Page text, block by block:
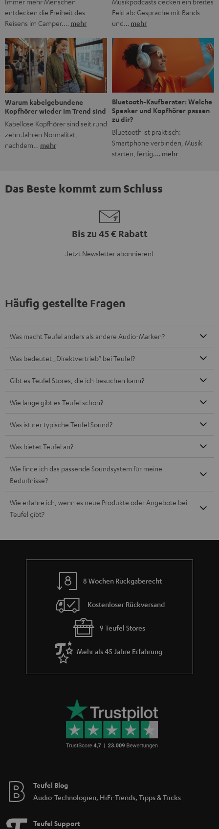
entdecken die Freiheit des
Reisens im Camper.… mehr
Feld ab: Gespräche mit Bands
und… mehr
Warum kabelgebundene
Kopfhörer wieder im Trend sind
Kabellose Kopfhörer sind seit rund
zehn Jahren Normalität,
nachdem… mehr
Bluetooth-Kaufberater: Welche
Speaker und Kopfhörer passen
zu dir?
Bluetooth ist praktisch:
Smartphone verbinden, Musik
starten, fertig.… mehr
Das Beste kommt zum Schluss
Bis zu 45 € Rabatt
Jetzt Newsletter abonnieren!
Häufig gestellte Fragen
Was macht Teufel anders als andere Audio-Marken?
Was bedeutet „Direktvertrieb“ bei Teufel?
Gibt es Teufel Stores, die ich besuchen kann?
Wie lange gibt es Teufel schon?
Was ist der typische Teufel Sound?
Was bietet Teufel an?
Wie finde ich das passende Soundsystem für meine
Bedürfnisse?
Wie erfahre ich, wenn es neue Produkte oder Angebote bei
Teufel gibt?
8 Wochen Rückgaberecht
Kostenloser Rückversand
9 Teufel Stores
Mehr als 45 Jahre Erfahrung
Teufel Blog
Audio-Technologien, HiFi-Trends, Tipps & Tricks
Teufel Support